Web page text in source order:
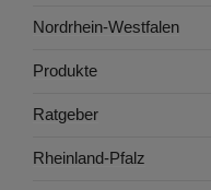
Nordrhein-Westfalen
Produkte
Ratgeber
Rheinland-Pfalz